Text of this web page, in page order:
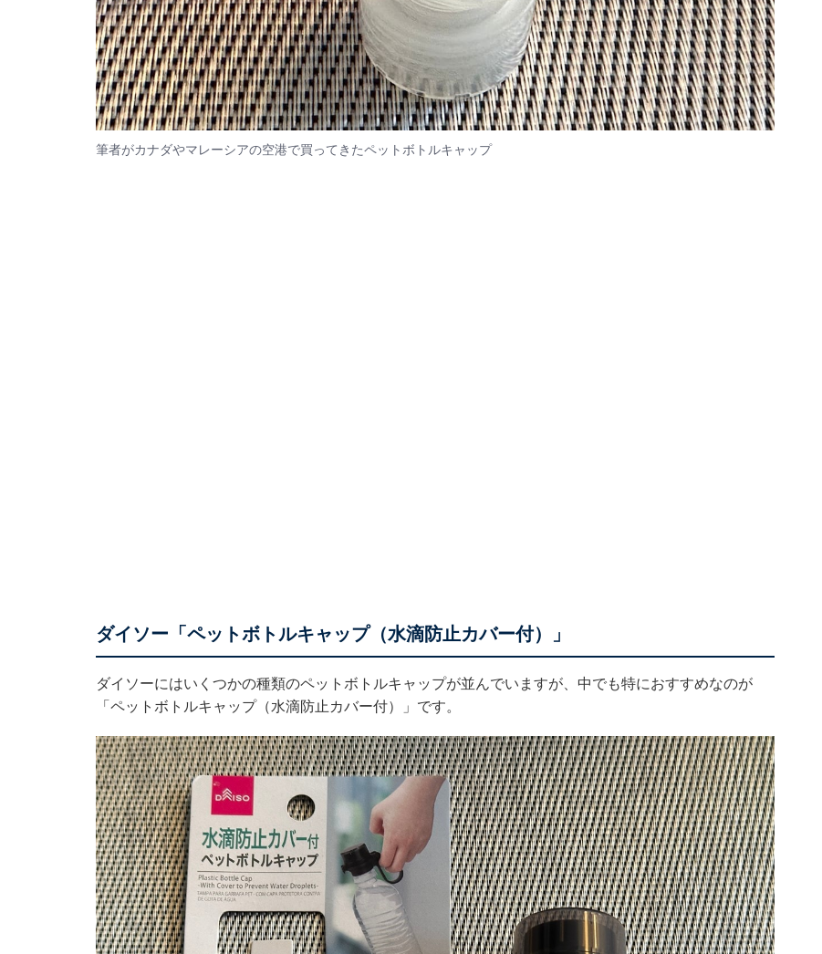
筆者がカナダやマレーシアの空港で買ってきたペットボトルキャップ
ダイソー「ペットボトルキャップ（水滴防止カバー付）」
ダイソーにはいくつかの種類のペットボトルキャップが並んでいますが、中でも特におすすめなのが
「ペットボトルキャップ（水滴防止カバー付）」です。